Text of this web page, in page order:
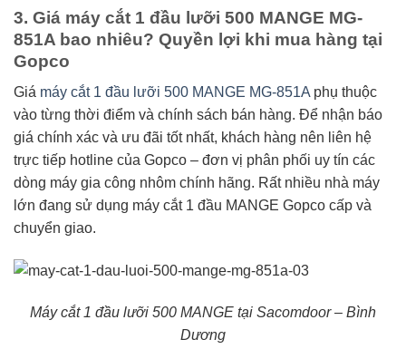
3. Giá máy cắt 1 đầu lưỡi 500 MANGE MG-
851A bao nhiêu? Quyền lợi khi mua hàng tại
Gopco
Giá máy cắt 1 đầu lưỡi 500 MANGE MG-851A phụ thuộc
vào từng thời điểm và chính sách bán hàng. Để nhận báo
giá chính xác và ưu đãi tốt nhất, khách hàng nên liên hệ
trực tiếp hotline của Gopco – đơn vị phân phối uy tín các
dòng máy gia công nhôm chính hãng. Rất nhiều nhà máy
lớn đang sử dụng máy cắt 1 đầu MANGE Gopco cấp và
chuyển giao.
Máy cắt 1 đầu lưỡi 500 MANGE tại Sacomdoor – Bình
Dương